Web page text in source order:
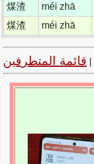
煤渣
méi zhā
煤渣
méi zhā
قائمة المتطرفين